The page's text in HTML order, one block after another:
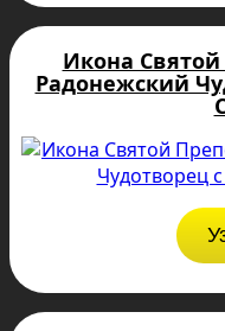
Икона
Радонежский